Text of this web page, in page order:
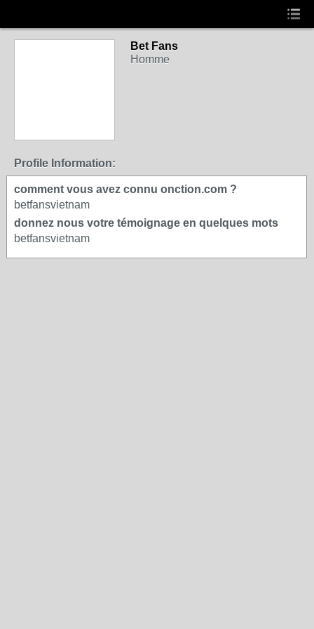
Bet Fans
Homme
Profile Information:
comment vous avez connu onction.com ?
betfansvietnam
donnez nous votre témoignage en quelques mots
betfansvietnam